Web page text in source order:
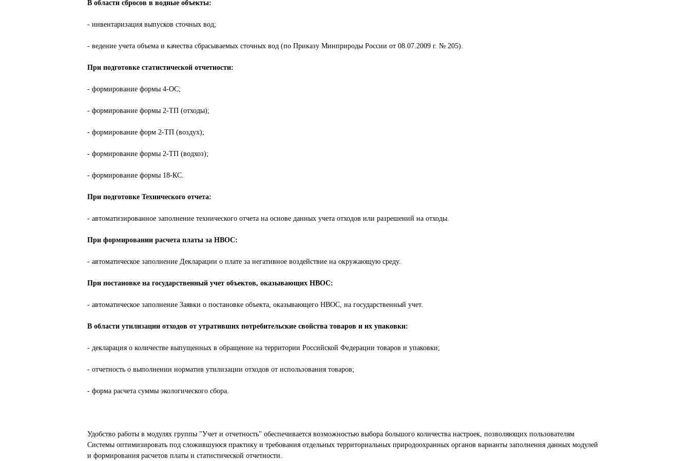
В области сбросов в водные объекты:
- инвентаризация выпусков сточных вод;
- ведение учета объема и качества сбрасываемых сточных вод (по Приказу Минприроды России от 08.07.2009 г. № 205).
При подготовке статистической отчетности:
- формирование формы 4-ОС;
- формирование формы 2-ТП (отходы);
- формирование форм 2-ТП (воздух);
- формирование формы 2-ТП (водхоз);
- формирование формы 18-КС.
При подготовке Технического отчета:
- автоматизированное заполнение технического отчета на основе данных учета отходов или разрешений на отходы.
При формировании расчета платы за НВОС:
- автоматическое заполнение Декларации о плате за негативное воздействие на окружающую среду.
При постановке на государственный учет объектов, оказывающих НВОС:
- автоматическое заполнение Заявки о постановке объекта, оказывающего НВОС, на государственный учет.
В области утилизации отходов от утративших потребительские свойства товаров и их упаковки:
- декларация о количестве выпущенных в обращение на территории Российской Федерации товаров и упаковки;
- отчетность о выполнении норматив утилизации отходов от использования товаров;
- форма расчета суммы экологического сбора.
Удобство работы в модулях группы "Учет и отчетность" обеспечивается возможностью выбора большого количества настроек, позволяющих пользователям
Системы оптимизировать под сложившуюся практику и требования отдельных территориальных природоохранных органов варианты заполнения данных модулей
и формирования расчетов платы и статистической отчетности.